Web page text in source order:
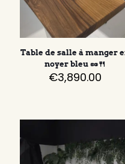
Table de salle à manger
noyer bleu 🥜🍴
€3,890.00